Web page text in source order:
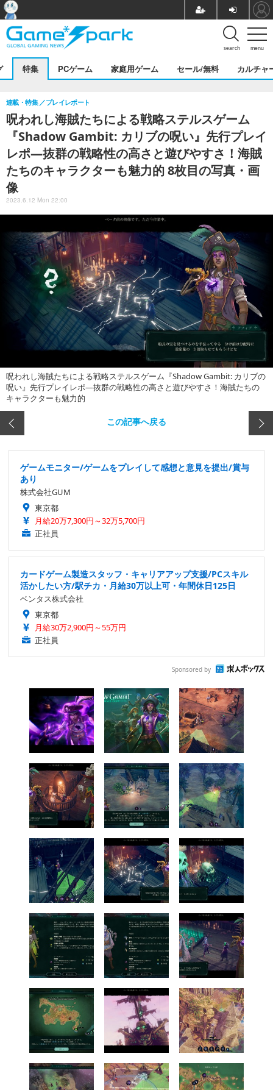
menu
search
特集 PCゲーム 家庭用ゲーム セール/無料 カルチャ
呪われし海賊たちによる戦略ステルスゲーム
『Shadow Gambit: カリブの呪い』先行プレイ
レポ―抜群の戦略性の高さと遊びやすさ！海賊
たちのキャラクターも魅力的 8枚目の写真・画
像
連載・特集 プレイレポート
2023.6.12 Mon 22:00
呪われし海賊たちによる戦略ステルスゲーム『Shadow Gambit: カリブの
呪い』先行プレイレポ―抜群の戦略性の高さと遊びやすさ！海賊たちの
キャラクターも魅力的
この記事へ戻る
ゲームモニター/ゲームをプレイして感想と意見を提出/賞与
あり
株式会社GUM
東京都
月給20万7,300円～32万5,700円
正社員
カードゲーム製造スタッフ・キャリアアップ支援/PCスキル
活かしたい方/駅チカ・月給30万以上可・年間休日125日
ベンタス株式会社
東京都
月給30万2,900円～55万円
正社員
Sponsored by